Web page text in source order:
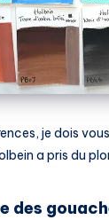
je dois
a pris du
des